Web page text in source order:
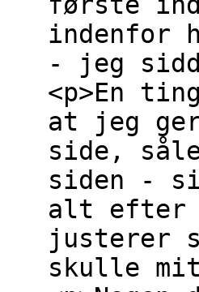
indenfor
- jeg
<p>En
at jeg
side,
siden -
alt efter
justerer
skulle